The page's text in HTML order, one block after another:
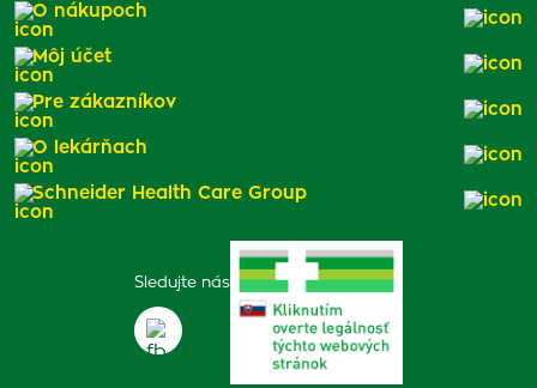
Sledujte nás
O nákupoch
Môj účet
Pre zákazníkov
O lekárňach
Schneider Health Care Group